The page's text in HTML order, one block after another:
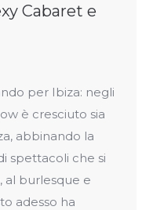
Cabaret e
per Ibiza: negli
è cresciuto sia
abbinando la
spettacoli che si
al burlesque e
adesso ha